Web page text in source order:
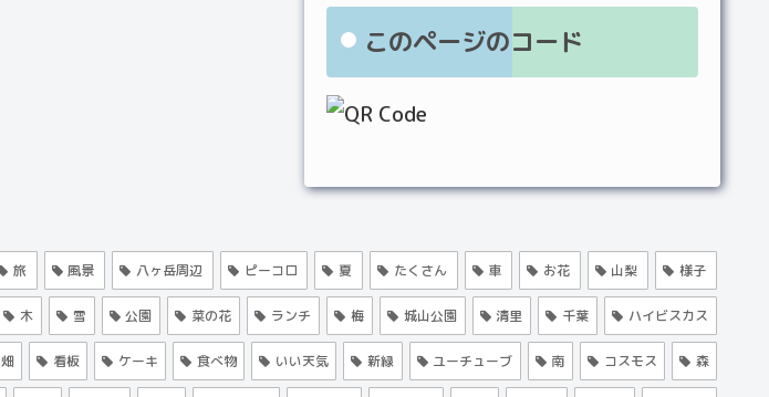
このページのコード
旅 風景 八ヶ岳周辺 ピーコロ 夏 たくさん 車 お花 山梨 様子
木 雪 公園 菜の花 ランチ 梅 城山公園 清里 千葉 ハイビスカス
畑 看板 ケーキ 食べ物 いい天気 新緑 ユーチューブ 南 コスモス 森